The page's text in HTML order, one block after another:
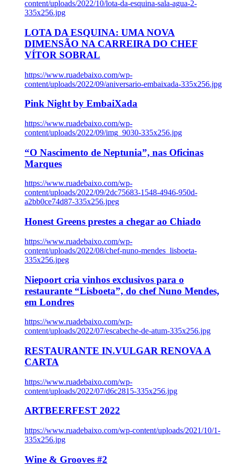
content/uploads/2022/10/lota-da-esquina-sala-agua-2-
335x256.jpg
LOTA DA ESQUINA: UMA NOVA
DIMENSÃO NA CARREIRA DO CHEF
VÍTOR SOBRAL
https://www.ruadebaixo.com/wp-
content/uploads/2022/09/aniversario-embaixada-335x256.jpg
Pink Night by EmbaiXada
https://www.ruadebaixo.com/wp-
content/uploads/2022/09/img_9030-335x256.jpg
“O Nascimento de Neptunia”, nas Oficinas
Marques
https://www.ruadebaixo.com/wp-
content/uploads/2022/09/2dc75683-1548-4946-950d-
a2bb0ce74d87-335x256.jpeg
Honest Greens prestes a chegar ao Chiado
https://www.ruadebaixo.com/wp-
content/uploads/2022/08/chef-nuno-mendes_lisboeta-
335x256.jpeg
Niepoort cria vinhos exclusivos para o
restaurante “Lisboeta”, do chef Nuno Mendes,
em Londres
https://www.ruadebaixo.com/wp-
content/uploads/2022/07/escabeche-de-atum-335x256.jpg
RESTAURANTE IN.VULGAR RENOVA A
CARTA
https://www.ruadebaixo.com/wp-
content/uploads/2022/07/d6c2815-335x256.jpg
ARTBEERFEST 2022
https://www.ruadebaixo.com/wp-content/uploads/2021/10/1-
335x256.jpg
Wine & Grooves #2